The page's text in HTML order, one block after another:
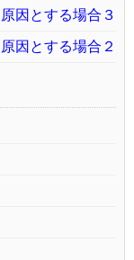
因とする場合３
因とする場合２